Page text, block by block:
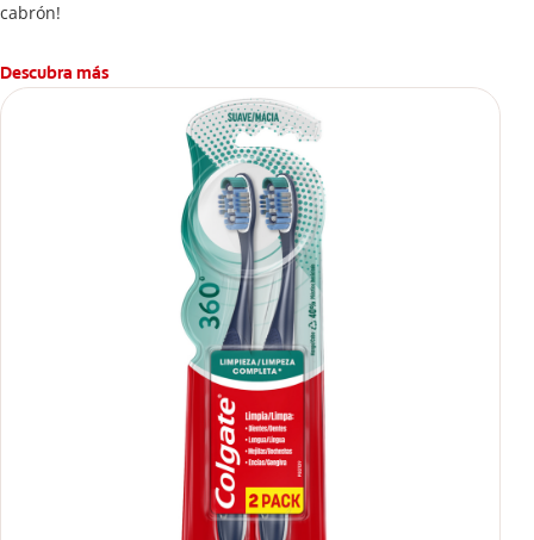
cabrón!
Descubra más